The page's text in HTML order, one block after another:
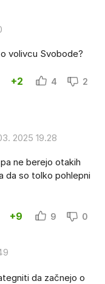
volivcu Svobode?
+2 4 2
2025 19.28
ne berejo otakih
da so tolko pohlepni
+9 9 0
da začnejo o